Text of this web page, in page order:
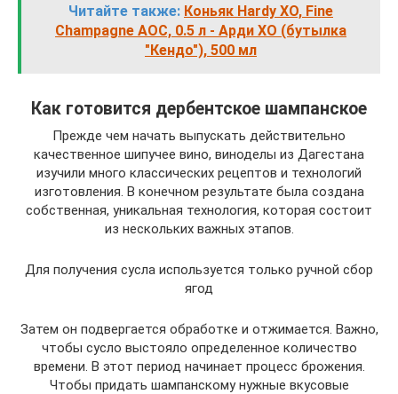
Читайте также: Коньяк Hardy XO, Fine
Champagne AOC, 0.5 л - Арди ХО (бутылка
"Кендо"), 500 мл
Как готовится дербентское шампанское
Прежде чем начать выпускать действительно
качественное шипучее вино, виноделы из Дагестана
изучили много классических рецептов и технологий
изготовления. В конечном результате была создана
собственная, уникальная технология, которая состоит
из нескольких важных этапов.
Для получения сусла используется только ручной сбор
ягод
Затем он подвергается обработке и отжимается. Важно,
чтобы сусло выстояло определенное количество
времени. В этот период начинает процесс брожения.
Чтобы придать шампанскому нужные вкусовые